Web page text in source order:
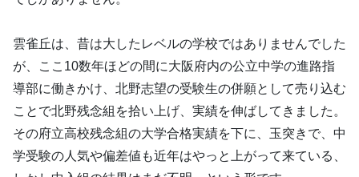
雲雀丘は、昔は大したレベルの学校ではありませんでした
が、ここ10数年ほどの間に大阪府内の公立中学の進路指
導部に働きかけ、北野志望の受験生の併願として売り込む
ことで北野残念組を拾い上げ、実績を伸ばしてきました。
その府立高校残念組の大学合格実績を下に、玉突きで、中
学受験の人気や偏差値も近年はやっと上がって来ている、